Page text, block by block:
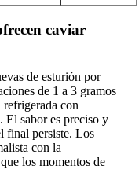
caviar
de esturión por
de 1 a 3 gramos
con
El sabor es preciso y
final persiste. Los
con la
los momentos de